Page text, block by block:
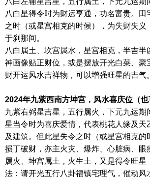
八白星得令时为财运亨通，功名富贵。田
之时（或星宫相克的时候），为失财失义
于刹那间。
八白属土、坎宫属水，星宫相克，半吉半
神画像贴正财位，或是摆放开光白菜、聚
财开运风水吉祥物，可以增强旺星的吉气。
2024年九紫西南方坤宫，风水喜庆位（也
九紫右弼星吉星，五行属火，下元九运期
星当令时为喜庆爱情，代表桃花人缘及天
及建筑。但此星失令之时（或星宫相克的
损丁破财，亦主火灾、爆炸、心脏病、眼
属火、坤宫属土，火生土，又是得令旺星
法：请开光五行八卦福镇宅理气，催动风